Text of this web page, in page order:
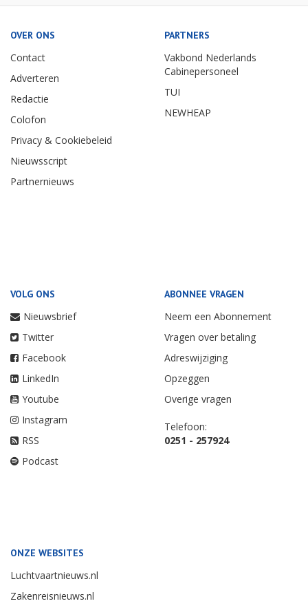
OVER ONS
Contact
Adverteren
Redactie
Colofon
Privacy & Cookiebeleid
Nieuwsscript
Partnernieuws
PARTNERS
Vakbond Nederlands
Cabinepersoneel
TUI
NEWHEAP
VOLG ONS
Nieuwsbrief
Twitter
Facebook
LinkedIn
Youtube
Instagram
RSS
Podcast
ABONNEE VRAGEN
Neem een Abonnement
Vragen over betaling
Adreswijziging
Opzeggen
Overige vragen
Telefoon:
0251 - 257924
ONZE WEBSITES
Luchtvaartnieuws.nl
Zakenreisnieuws.nl